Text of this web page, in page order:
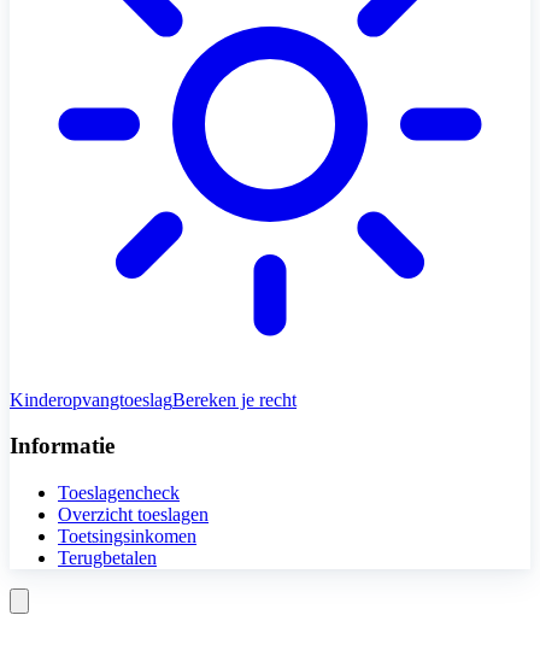
KinderopvangtoeslagBereken je recht
Informatie
Toeslagencheck
Overzicht toeslagen
Toetsingsinkomen
Terugbetalen